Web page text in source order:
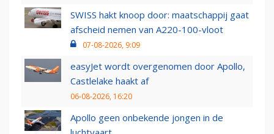
SWISS hakt knoop door: maatschappij gaat
afscheid nemen van A220-100-vloot
07-08-2026, 9:09
easyJet wordt overgenomen door Apollo,
Castlelake haakt af
06-08-2026, 16:20
Apollo geen onbekende jongen in de